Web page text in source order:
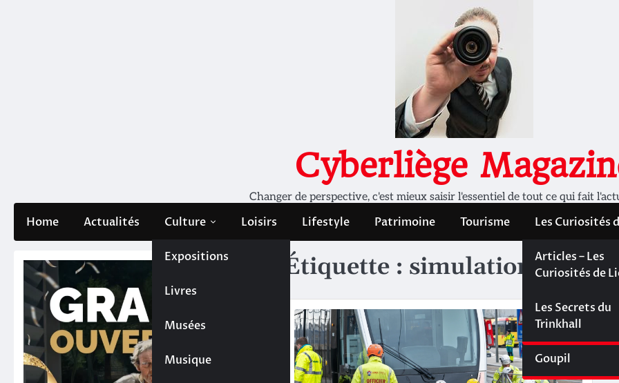
Cyberliège
Changer de perspective, c'est mieux saisir l'essentiel de tout ce qui fait
Home Actualités Culture
Expositions
Livres
Musées
Musique
Loisirs Lifestyle Patrimoine Tourisme Les Curiosités
Les Curiosités de
Liège
Articles – Les
Curiosités de
Les dossiers de
Cyberliège
Les Secrets du
Trinkhall
Goupil
Étiquette : simulation